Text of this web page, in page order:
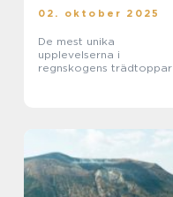
02. oktober 2025
De mest unika
upplevelserna i
regnskogens trädtoppar